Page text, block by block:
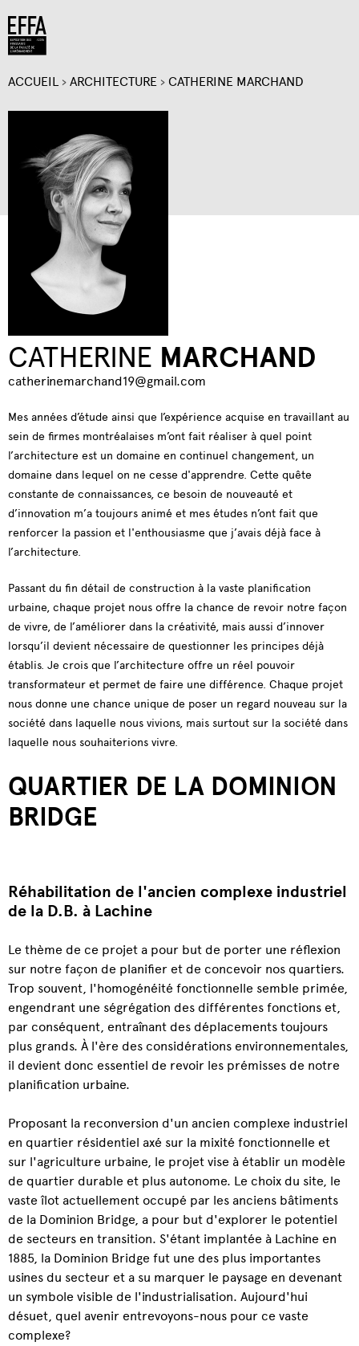
VOUS
ÊTES
ICI
ACCUEIL ›ARCHITECTURE › CATHERINE MARCHAND
CATHERINE MARCHAND
catherinemarchand19@gmail.com
Mes années d’étude ainsi que l’expérience acquise en travaillant au
sein de firmes montréalaises m’ont fait réaliser à quel point
l’architecture est un domaine en continuel changement, un
domaine dans lequel on ne cesse d'apprendre. Cette quête
constante de connaissances, ce besoin de nouveauté et
d’innovation m’a toujours animé et mes études n’ont fait que
renforcer la passion et l'enthousiasme que j’avais déjà face à
l’architecture.
Passant du fin détail de construction à la vaste planification
urbaine, chaque projet nous offre la chance de revoir notre façon
de vivre, de l’améliorer dans la créativité, mais aussi d’innover
lorsqu’il devient nécessaire de questionner les principes déjà
établis. Je crois que l’architecture offre un réel pouvoir
transformateur et permet de faire une différence. Chaque projet
nous donne une chance unique de poser un regard nouveau sur la
société dans laquelle nous vivions, mais surtout sur la société dans
laquelle nous souhaiterions vivre.
QUARTIER DE LA DOMINION
BRIDGE
Réhabilitation de l'ancien complexe industriel
de la D.B. à Lachine
Le thème de ce projet a pour but de porter une réflexion
sur notre façon de planifier et de concevoir nos quartiers.
Trop souvent, l'homogénéité fonctionnelle semble primée,
engendrant une ségrégation des différentes fonctions et,
par conséquent, entraînant des déplacements toujours
plus grands. À l'ère des considérations environnementales,
il devient donc essentiel de revoir les prémisses de notre
planification urbaine.
Proposant la reconversion d'un ancien complexe industriel
en quartier résidentiel axé sur la mixité fonctionnelle et
sur l'agriculture urbaine, le projet vise à établir un modèle
de quartier durable et plus autonome. Le choix du site, le
vaste îlot actuellement occupé par les anciens bâtiments
de la Dominion Bridge, a pour but d'explorer le potentiel
de secteurs en transition. S'étant implantée à Lachine en
1885, la Dominion Bridge fut une des plus importantes
usines du secteur et a su marquer le paysage en devenant
un symbole visible de l'industrialisation. Aujourd'hui
désuet, quel avenir entrevoyons-nous pour ce vaste
complexe?